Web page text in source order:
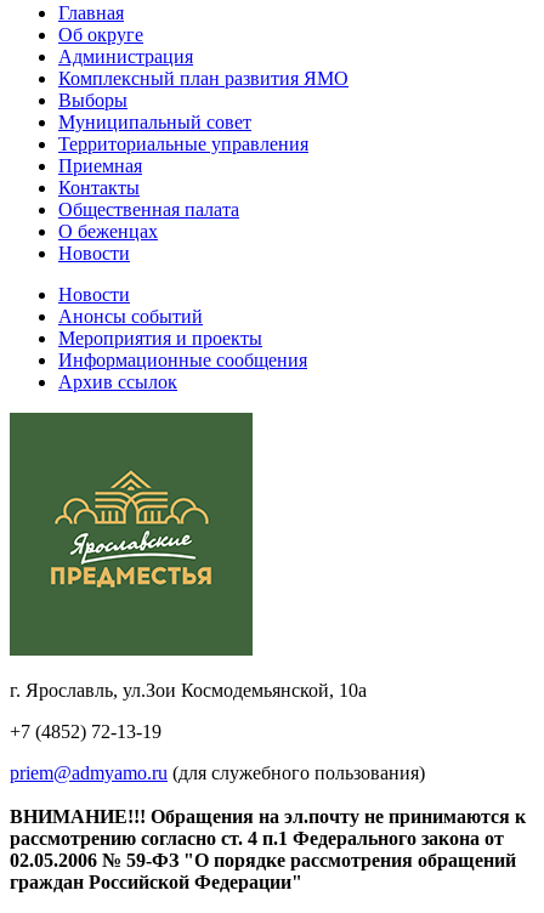
Главная
Об округе
Администрация
Комплексный план развития ЯМО
Выборы
Муниципальный совет
Территориальные управления
Приемная
Контакты
Общественная палата
О беженцах
Новости
Новости
Анонсы событий
Мероприятия и проекты
Информационные сообщения
Архив ссылок
г. Ярославль, ул.Зои Космодемьянской, 10а
+7 (4852) 72-13-19
priem@admyamo.ru (для служебного пользования)
ВНИМАНИЕ!!! Обращения на эл.почту не принимаются к
рассмотрению согласно ст. 4 п.1 Федерального закона от
02.05.2006 № 59-ФЗ "О порядке рассмотрения обращений
граждан Российской Федерации"